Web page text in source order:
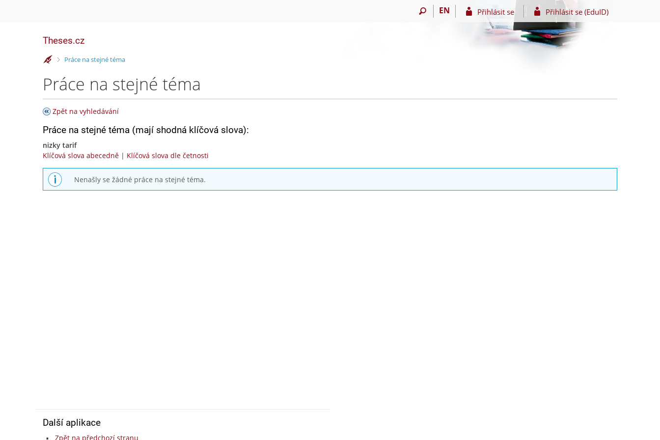
EN Přihlásit se Přihlásit se (EduID)
Theses.cz
>Práce na stejné téma
Práce na stejné téma
Zpět na vyhledávání
Práce na stejné téma (mají shodná klíčová slova):
nizky tarif
Klíčová slova abecedně | Klíčová slova dle četnosti
Nenašly se žádné práce na stejné téma.
Další aplikace
Zpět na předchozí stranu